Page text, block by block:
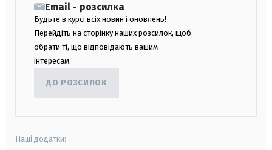
Email - розсилка
Будьте в курсі всіх новин і оновлень!
Перейдіть на сторінку наших розсилок, щоб
обрати ті, що відповідають вашим
інтересам.
ДО РОЗСИЛОК
Наші додатки: